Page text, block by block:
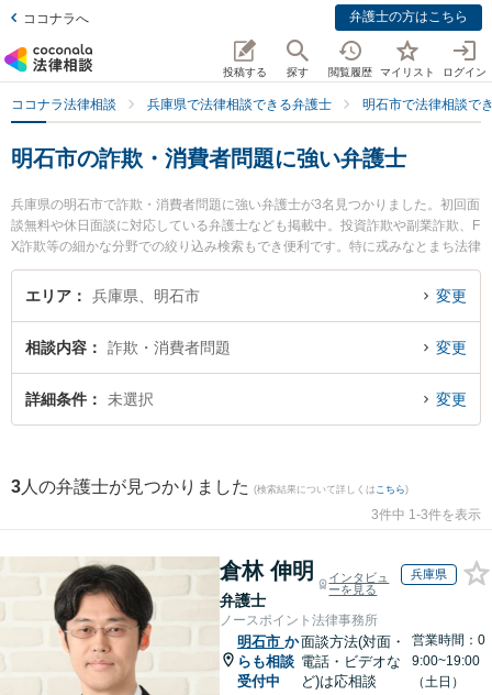
ココナラへ 弁護士の方はこちら
投稿する 探す 閲覧履歴 マイリスト ログイン
ココナラ法律相談 兵庫県で法律相談できる弁護士 明石市で法律相談で
明石市の詐欺・消費者問題に強い弁護士
兵庫県の明石市で詐欺・消費者問題に強い弁護士が3名見つかりました。初回面
談無料や休日面談に対応している弁護士なども掲載中。投資詐欺や副業詐欺、F
X詐欺等の細かな分野での絞り込み検索もでき便利です。特に戎みなとまち法律
事務所の戎 卓一弁護士やアイリス総合法律事務所の澁谷 尚子弁護士、イーグル
法律事務所 明石オフィスの湖山 達哉弁護士のプロフィール情報や弁護士費用、
ル解決の実績豊富な近くの弁護士を検索したい』『初回相談無料で詐欺・消費
者問題を法律相談できる明石市内の弁護士に相談予約したい』などでお困りの
相談者さんにおすすめです。
エリア 兵庫県、明石市 変更
相談内容 詐欺・消費者問題 変更
詳細条件 未選択 変更
3 人の弁護士が見つかりました (検索結果について詳しくは こちら)
3件中 1-3件を表示
倉林 伸明
弁護士
インタビュ
ーを見る
兵庫県
ノースポイント法律事務所
明石市 か
らも相談
受付中
面談方法(対面・
電話・ビデオな
ど)は応相談
営業時間：0
9:00~19:00
（土日）